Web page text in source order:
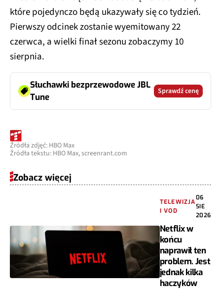
które pojedynczo będą ukazywały się co tydzień.
Pierwszy odcinek zostanie wyemitowany 22
czerwca, a wielki finał sezonu zobaczymy 10
sierpnia.
Słuchawki bezprzewodowe JBL
Tune
Sprawdź cenę
Źródła zdjęć: HBO Max
Źródła tekstu: HBO Max, screenrant.com
Zobacz więcej
TELEWIZJA
I VOD
06
SIE
2026
Netflix w
końcu
naprawił ten
problem. Jest
jednak kilka
haczyków